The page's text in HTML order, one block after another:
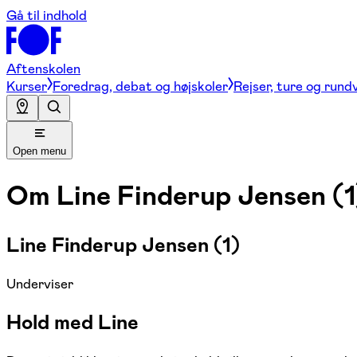
Gå til indhold
Aftenskolen
Kurser Foredrag, debat og højskoler Rejser, ture og
Open menu
Om Line Finderup Jensen
Line Finderup Jensen (1)
Underviser
Hold med Line